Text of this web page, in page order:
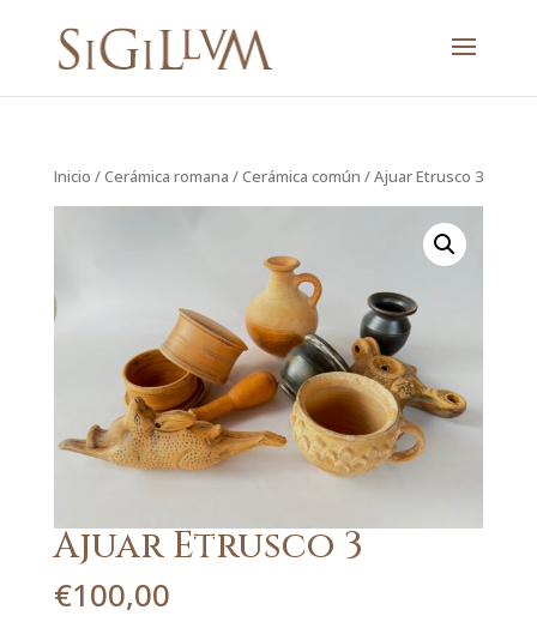
Inicio /Cerámica romana /Cerámica común / Ajuar Etrusco 3
Ajuar Etrusco 3
€100,00